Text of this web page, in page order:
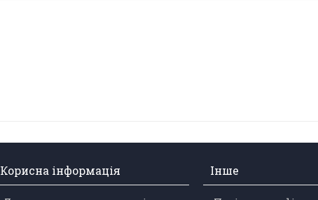
Корисна інформація Інше